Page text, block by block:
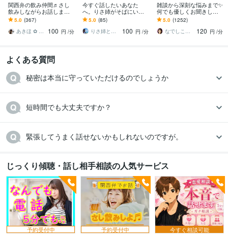
関西弁の飲み仲間♬さし
飲みしながらお話します
何となく話したい✨酔った
時のいい気分のまま⭐︎お話
しましょう
5.0 (367)
あきほ ✿ 元気を届ける関西女子✨
100 円 /分
今すぐ話したいあなた
へ。りさ姉がそばにいま
す 1人じゃない。どんな感
情も否定しない✨低音ボイ
スでゆったり
5.0 (85)
りさ姉と話すこころ整え時間
100 円 /分
雑談から深刻な悩みまで✨
何でも優しくお聞きしま
す 恋愛・人間関係・仕
事・職場・家族✅どんな事
でも受け止めます❗
5.0 (1252)
なでしこママ ✿ 幸せ案内人
120 円 /分
よくある質問
秘密は本当に守っていただけるのでしょうか
短時間でも大丈夫ですか？
緊張してうまく話せないかもしれないのですが。
じっくり傾聴・話し相手相談の人気サービス
予約受付中
予約受付中
今すぐ相談可能